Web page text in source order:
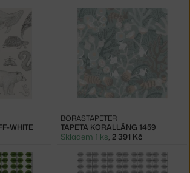
WHITE TAPETA KORALLÄNG 1459
BORASTAPETER
Skladem 1 ks, 2 391 Kč